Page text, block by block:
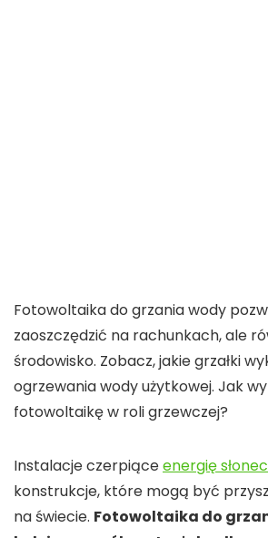
Fotowoltaika do grzania wody
zaoszczędzić na rachunkach, ale
środowisko. Zobacz, jakie grzałki
ogrzewania wody użytkowej. Jak
fotowoltaikę w roli grzewczej?
Instalacje czerpiąceenergię
konstrukcje, które mogą być
na świecie. Fotowoltaika do